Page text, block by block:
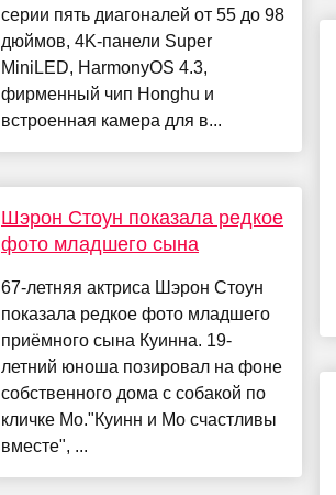
серии пять диагоналей от 55 до 98
дюймов, 4K-панели Super
MiniLED, HarmonyOS 4.3,
фирменный чип Honghu и
встроенная камера для в...
Шэрон Стоун показала редкое
фото младшего сына
67-летняя актриса Шэрон Стоун
показала редкое фото младшего
приёмного сына Куинна. 19-
летний юноша позировал на фоне
собственного дома с собакой по
кличке Мо."Куинн и Мо счастливы
вместе", ...